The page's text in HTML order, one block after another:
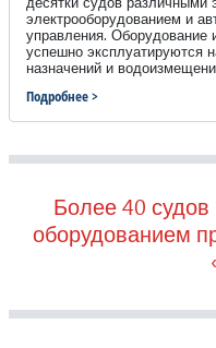
десятки судов различными
электрооборудованием и
управления. Оборудование
успешно эксплуатируются
назначений и
Подробнее >
Более 40
оборудованием